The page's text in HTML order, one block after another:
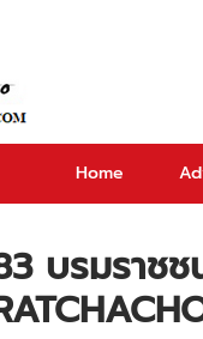
Home
บรมราชช